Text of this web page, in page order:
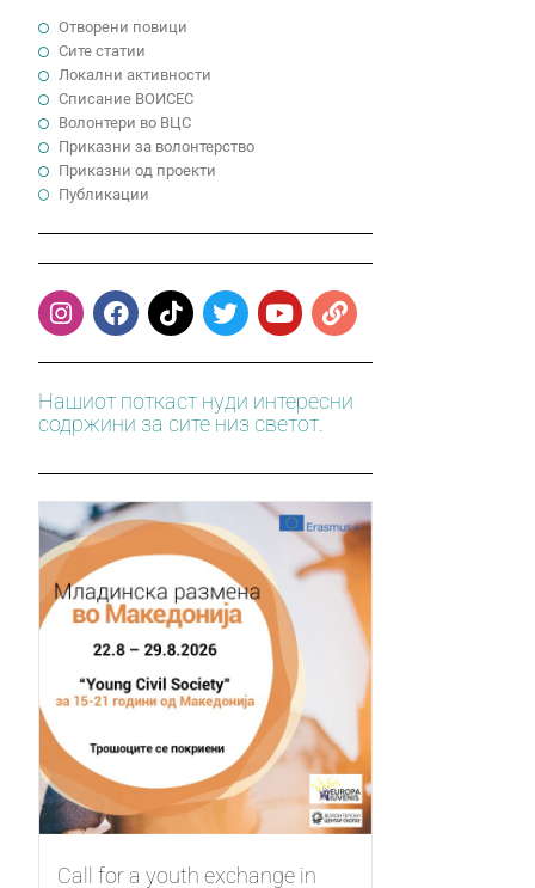
Отворени повици
Сите статии
Локални активности
Cписание ВОИСЕС
Волонтери во ВЦС
Приказни за волонтерство
Приказни од проекти
Публикации
Нашиот поткаст нуди интересни
содржини за сите низ светот.
Call for a youth exchange in